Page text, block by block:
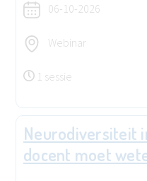
06-10-2026
Webinar
1 sessie
Neurodiversiteit
docent moet